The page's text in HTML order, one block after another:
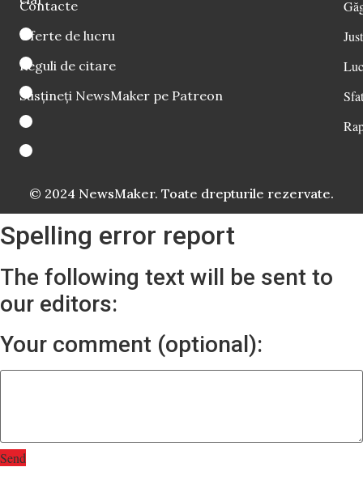
Contacte
Oferte de lucru
Reguli de citare
Susțineți NewsMaker pe Patreon
© 2024 NewsMaker. Toate drepturile rezervate.
Spelling error report
The following text will be sent to
our editors:
Your comment (optional):
Send